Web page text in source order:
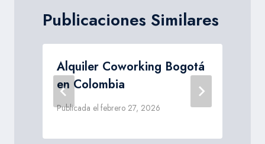
Publicaciones Similares
Alquiler Coworking Bogotá
en Colombia
Publicada el febrero 27, 2026